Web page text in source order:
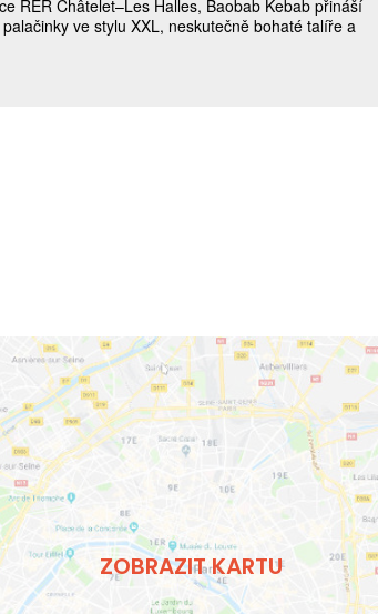
ZOBRAZIT KARTU